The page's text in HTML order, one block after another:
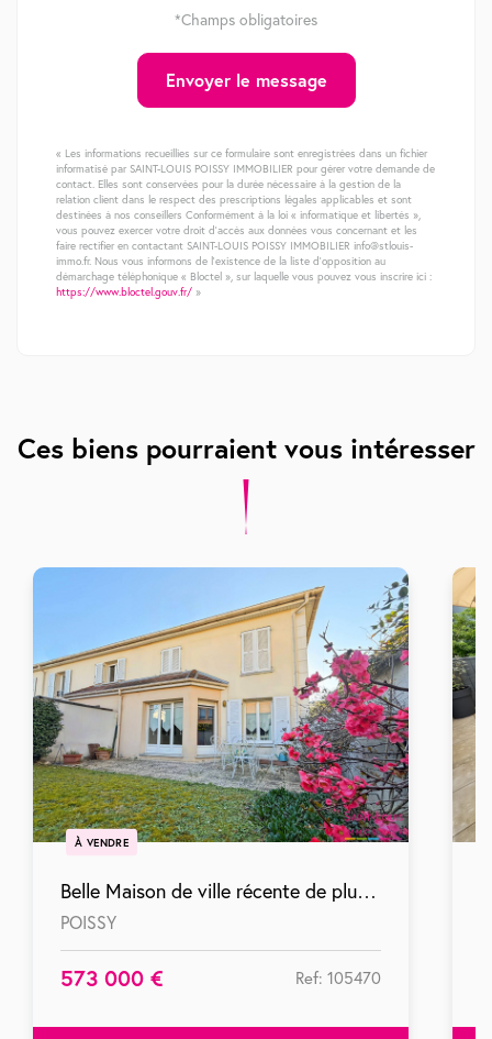
*Champs obligatoires
Envoyer le message
« Les informations recueillies sur ce formulaire sont enregistrées dans un fichier
informatisé par SAINT-LOUIS POISSY IMMOBILIER pour gérer votre demande de
contact. Elles sont conservées pour la durée nécessaire à la gestion de la
relation client dans le respect des prescriptions légales applicables et sont
destinées à nos conseillers Conformément à la loi « informatique et libertés »,
vous pouvez exercer votre droit d'accès aux données vous concernant et les
faire rectifier en contactant SAINT-LOUIS POISSY IMMOBILIER info@stlouis-
immo.fr. Nous vous informons de l'existence de la liste d'opposition au
démarchage téléphonique « Bloctel », sur laquelle vous pouvez vous inscrire ici :
https://www.bloctel.gouv.fr/ »
Ces biens pourraient vous intéresser
À VENDRE
Belle Maison de ville récente de plus de 130 m² avec 4 chambres avec jardin et pkg
POISSY
573 000 € Ref: 105470